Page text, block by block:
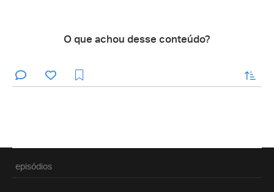
O que achou desse conteúdo?
enviar
episódios